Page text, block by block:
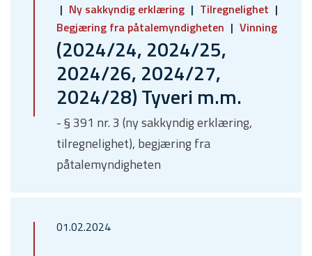
Ny sakkyndig erklæring
Tilregnelighet
Begjæring fra påtalemyndigheten
Vinning
(2024/24, 2024/25,
2024/26, 2024/27,
2024/28) Tyveri m.m.
- § 391 nr. 3 (ny sakkyndig erklæring,
tilregnelighet), begjæring fra
påtalemyndigheten
01.02.2024